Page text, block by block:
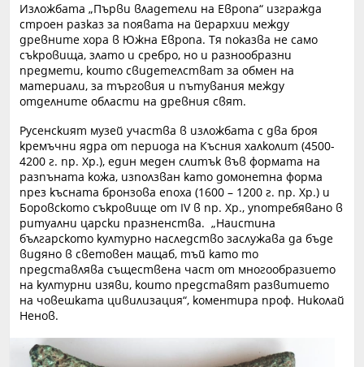
Изложбата „Първи владетели на Европа“ изгражда
строен разказ за появата на йерархии между
древните хора в Южна Европа. Тя показва не само
съкровища, злато и сребро, но и разнообразни
предмети, които свидетелстват за обмен на
материали, за търговия и пътувания между
отделните области на древния свят.
Русенският музей участва в изложбата с два броя
кремъчни ядра от периода на Късния халколит (4500-
4200 г. пр. Хр.), един меден слитък във формата на
разпъната кожа, използван като домонетна форма
през късната бронзова епоха (1600 – 1200 г. пр. Хр.) и
Боровското съкровище от IV в пр. Хр., употребявано в
ритуални царски празненства. „Наистина
българското културно наследство заслужава да бъде
видяно в световен мащаб, тъй като то
представлява съществена част от многообразието
на културни изяви, които представят развитието
на човешката цивилизация“, коментира проф. Николай
Ненов.